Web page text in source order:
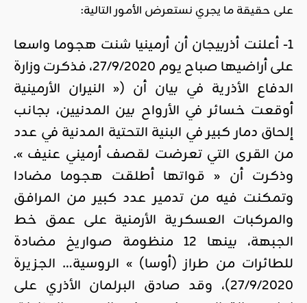
على حقيقة ما يجري نستعرض الأمور التالية:
1- أعلنت أذربيجان أن أرمينيا شنت هجوما واسعا
على أراضيها صباح يوم 27/9/2020، فذكرت وزارة
الدفاع الأذرية في بيان أن (« النيران الأرمينية
أوقعت خسائر في الأرواح بين المدنيين، بجانب
إلحاق دمار كبير في البنية التحتية المدنية في عدد
من القرى التي تعرضت لقصف أرميني عنيف ».
وذكرت أن « قواتها أطلقت هجوما مضادا
وتمكنت فيه من تدمير عدد كبير من المرافق
والمركبات العسكرية الأرمنية على عمق خط
الجبهة، بينها 12 منظومة صواريخ مضادة
للطائرات من طراز (أوسا) » الروسية… الجزيرة
27/9/2020)، وقد صادق البرلمان الأذري على